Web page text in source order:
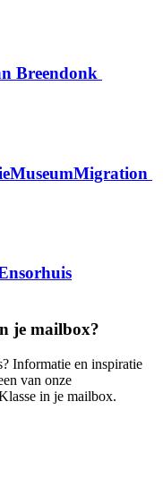
Breendonk
je mailbox?
Informatie en inspiratie
van onze
in je mailbox.